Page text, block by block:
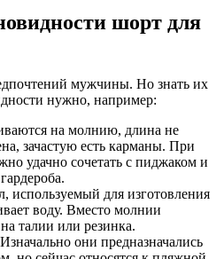
шорт для
мужчины. Но знать их
нужно, например:
на молнию, длина не
зачастую есть карманы. При
удачно сочетать с пиджаком и
используемый для изготовления
воду. Вместо молнии
талии или резинка.
они предназначались